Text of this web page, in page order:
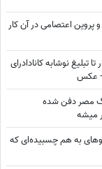
پروین اعتصامی در آن کار
تبلیغ نوشابه ‌کانادادرای
+ عکس
مصر دفن شده
میشه
به هم چسبیده‌ای که